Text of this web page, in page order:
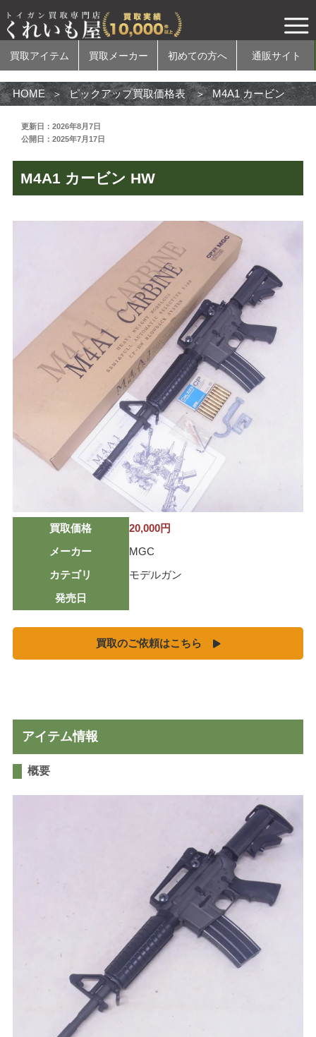
買取アイテム 買取メーカー 初めての方へ 通販サイト
買取アイテム
エアコッキングガン
無可動実銃
カスタムパーツ
ミリタリーグッズ
ナイフ
日本刀・模造刀
アーチェリー
アウトドア用品
買取メーカー
マルシン
ウエスタンアームズ
KSC
K.T.W
G&G
松栄製作所
ご利用案内
ご利用が初めての方へ
宅配買取の流れ
出張買取の流れ
店頭買取の流れ
HOME ピックアップ買取価格表 M4A1 カービン HW
更新日：2026年8月7日
公開日：2025年7月17日
M4A1 カービン HW
買取価格
20,000円
メーカー
MGC
カテゴリ
モデルガン
発売日
買取のご依頼はこちら
アイテム情報
概要